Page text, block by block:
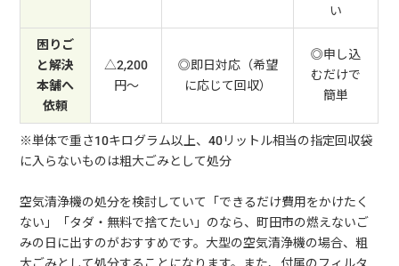
い
困りご
と解決
本舗へ
依頼
△2,200
円～
◎即日対応（希望
に応じて回収）
◎申し込
むだけで
簡単
※単体で重さ10キログラム以上、40リットル相当の指定回収袋
に入らないものは粗大ごみとして処分
空気清浄機の処分を検討していて「できるだけ費用をかけたく
ない」「タダ・無料で捨てたい」のなら、町田市の燃えないご
みの日に出すのがおすすめです。大型の空気清浄機の場合、粗